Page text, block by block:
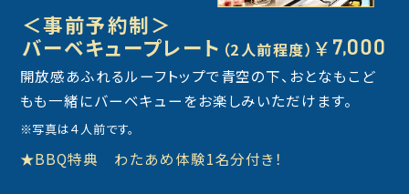
＜事前予約制＞
バーベキュープレート （2人前程度） ￥
開放感あふれるルーフトップで青空の下、 おとなもこど
もも一緒にバーベキューをお楽しみいただけます。
※写真は４人前です。
★BBQ特典 わたあめ体験1名分付き！